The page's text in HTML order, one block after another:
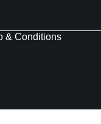
& Conditions